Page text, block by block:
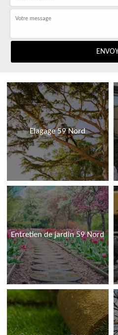
Elagage 59 Nord
Entretien de jardin 59 Nord